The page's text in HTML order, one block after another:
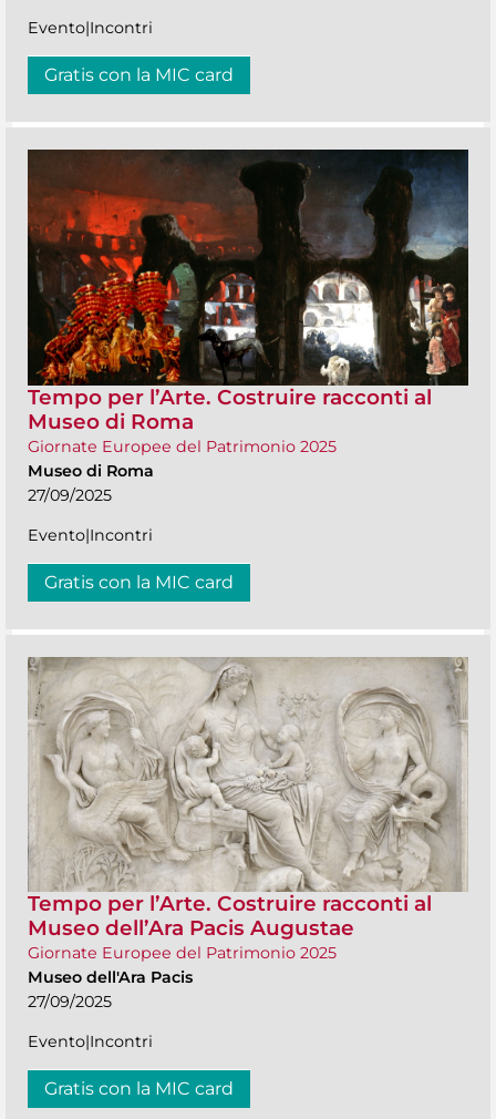
Evento|Incontri
Gratis con la MIC card
Tempo per l’Arte. Costruire racconti al
Museo di Roma
Giornate Europee del Patrimonio 2025
Museo di Roma
27/09/2025
Evento|Incontri
Gratis con la MIC card
Tempo per l’Arte. Costruire racconti al
Museo dell’Ara Pacis Augustae
Giornate Europee del Patrimonio 2025
Museo dell'Ara Pacis
27/09/2025
Evento|Incontri
Gratis con la MIC card